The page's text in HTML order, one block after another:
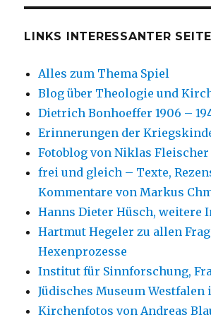
LINKS INTERESSANTER
Alles zum Thema Spiel
Blog über Theologie und
Dietrich Bonhoeffer 1906 –
Erinnerungen der
Fotoblog von Niklas Fleischer
frei und gleich – Texte,
Kommentare von Markus
Hanns Dieter Hüsch, weitere
Hartmut Hegeler zu allen
Hexenprozesse
Institut für Sinnforschung,
Jüdisches Museum Westfalen
Kirchenfotos von Andreas